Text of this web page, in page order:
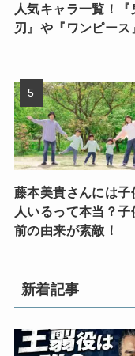
人気キャラ一覧！『
刃』や『ワンピース
藤本美貴さんには子
人いるって本当？子
前の由来が素敵！
新着記事